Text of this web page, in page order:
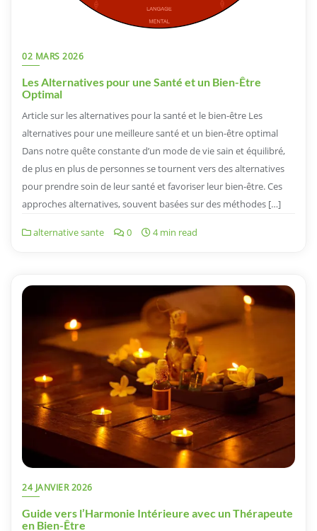
02 MARS 2026
Les Alternatives pour une Santé et un Bien-Être
Optimal
Article sur les alternatives pour la santé et le bien-être Les
alternatives pour une meilleure santé et un bien-être optimal
Dans notre quête constante d’un mode de vie sain et équilibré,
de plus en plus de personnes se tournent vers des alternatives
pour prendre soin de leur santé et favoriser leur bien-être. Ces
approches alternatives, souvent basées sur des méthodes […]
alternative sante 0 4 min read
24 JANVIER 2026
Guide vers l’Harmonie Intérieure avec un Thérapeute
en Bien-Être